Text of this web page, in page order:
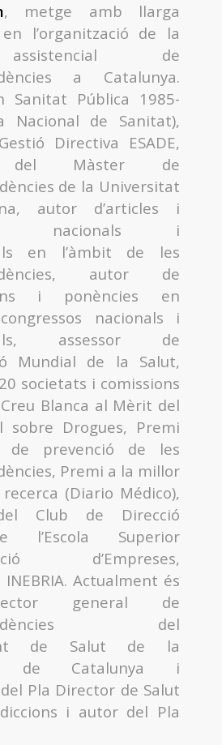
, metge amb llarga
l’organització de la
de
a Catalunya.
Sanitat Pública 1985-
Nacional de Sanitat),
Directiva ESADE,
del Màster de
de la Universitat
autor d’articles i
nacionals i
en l’àmbit de les
autor de
i ponències en
nacionals i
assessor de
Mundial de la Salut,
societats i comissions
Blanca al Mèrit del
sobre Drogues, Premi
de prevenció de les
Premi a la millor
(Diario Médico),
Club de Direcció
l’Escola Superior
d’Empreses,
Actualment és
general de
del
de Salut de la
de Catalunya i
Pla Director de Salut
i autor del Pla